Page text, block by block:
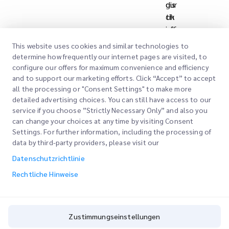
dur
ch
int
era
kti
ve
n
Su
pp
ort
-
Ser
gis
tik
eff
izie
nz
un
d -
qu
alit
ät
dur
ch
This website uses cookies and similar technologies to
determine how frequently our internet pages are visited, to
configure our offers for maximum convenience and efficiency
and to support our marketing efforts. Click “Accept” to accept
all the processing or "Consent Settings" to make more
detailed advertising choices. You can still have access to our
service if you choose ”Strictly Necessary Only” and also you
can change your choices at any time by visiting Consent
Settings. For further information, including the processing of
data by third-party providers, please visit our
Datenschutzrichtlinie
Rechtliche Hinweise
Zustimmungseinstellungen